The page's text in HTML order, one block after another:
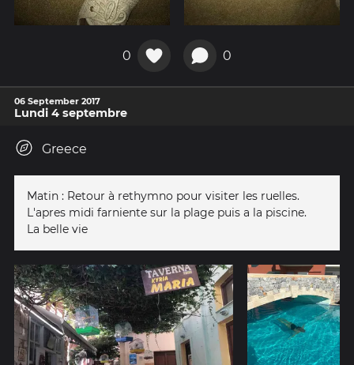
0 0
06 September 2017
Lundi 4 septembre
Greece
Matin : Retour à rethymno pour visiter les ruelles.
L'apres midi farniente sur la plage puis a la piscine.
La belle vie